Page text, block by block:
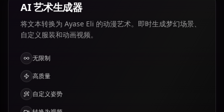
AI 艺术生成器
将文本转换为 Ayase Eli 的动漫艺术。即时生成梦幻场景、
自定义服装和动画视频。
无限制
高质量
自定义姿势